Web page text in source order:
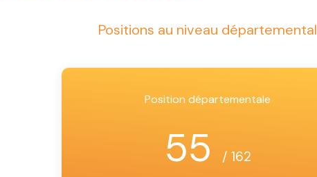
Positions au niveau départemental
Position départementale
55 / 162